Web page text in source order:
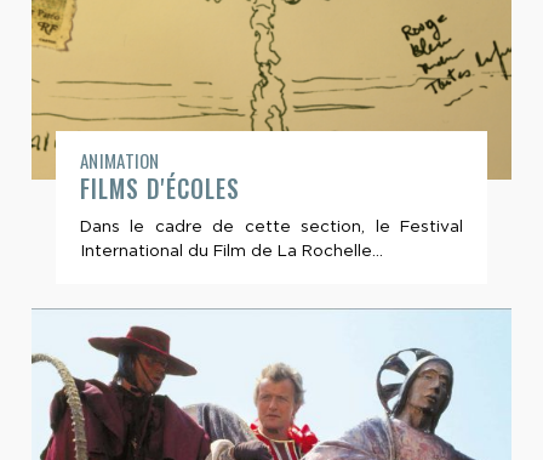
ANIMATION
FILMS D'ÉCOLES
Dans le cadre de cette section, le Festival
International du Film de La Rochelle...